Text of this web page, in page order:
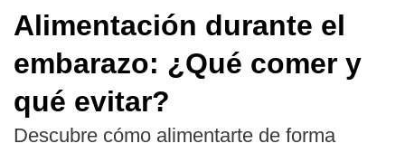
Alimentación durante el
embarazo: ¿Qué comer y
qué evitar?
Descubre cómo alimentarte de forma